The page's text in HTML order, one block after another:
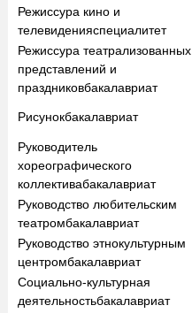
Режиссура кино и
телевиденияспециалитет
Режиссура театрализованных
представлений и
праздниковбакалавриат
Рисунокбакалавриат
Руководитель
хореографического
коллективабакалавриат
Руководство любительским
театромбакалавриат
Руководство этнокультурным
центромбакалавриат
Социально-культурная
деятельностьбакалавриат